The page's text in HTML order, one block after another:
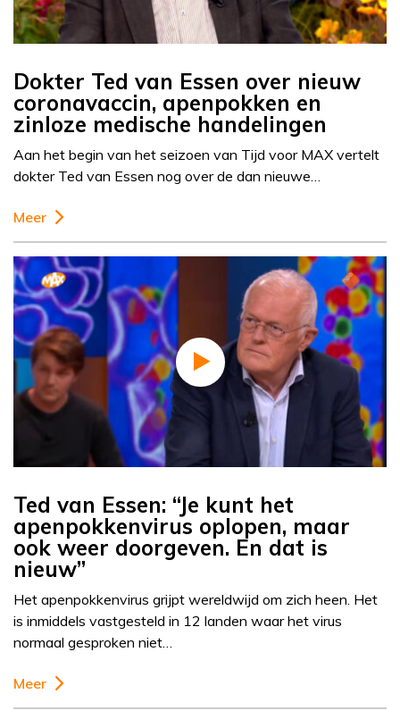
Dokter Ted van Essen over nieuw
coronavaccin, apenpokken en
zinloze medische handelingen
Aan het begin van het seizoen van Tijd voor MAX vertelt
dokter Ted van Essen nog over de dan nieuwe…
Meer
Ted van Essen: “Je kunt het
apenpokkenvirus oplopen, maar
ook weer doorgeven. En dat is
nieuw”
Het apenpokkenvirus grijpt wereldwijd om zich heen. Het
is inmiddels vastgesteld in 12 landen waar het virus
normaal gesproken niet…
Meer